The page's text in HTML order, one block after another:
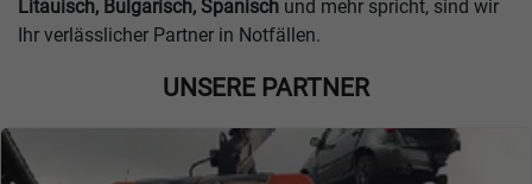
Litauisch, Bulgarisch, Spanisch und mehr spricht, sind wir
Ihr verlässlicher Partner in Notfällen.
UNSERE PARTNER